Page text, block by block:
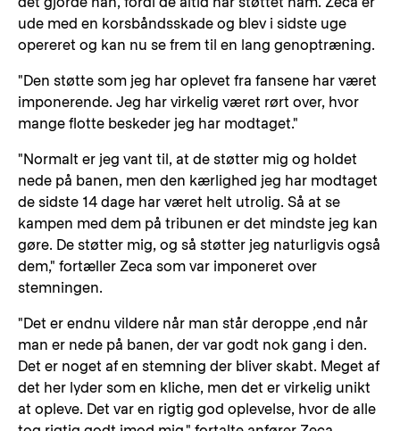
ude med en korsbåndsskade og blev i sidste uge
opereret og kan nu se frem til en lang genoptræning.
"Den støtte som jeg har oplevet fra fansene har været
imponerende. Jeg har virkelig været rørt over, hvor
mange flotte beskeder jeg har modtaget."
"Normalt er jeg vant til, at de støtter mig og holdet
nede på banen, men den kærlighed jeg har modtaget
de sidste 14 dage har været helt utrolig. Så at se
kampen med dem på tribunen er det mindste jeg kan
gøre. De støtter mig, og så støtter jeg naturligvis også
dem," fortæller Zeca som var imponeret over
stemningen.
"Det er endnu vildere når man står deroppe ,end når
man er nede på banen, der var godt nok gang i den.
Det er noget af en stemning der bliver skabt. Meget af
det her lyder som en kliche, men det er virkelig unikt
at opleve. Det var en rigtig god oplevelse, hvor de alle